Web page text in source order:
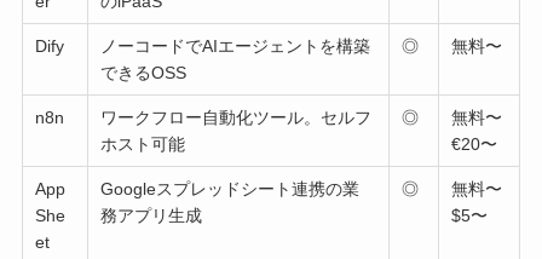
Dify
ノーコードでAIエージェントを構築
できるOSS
◎ 無料〜
n8n
ワークフロー自動化ツール。セルフ
ホスト可能
◎
無料〜
€20〜
App
She
et
Googleスプレッドシート連携の業
務アプリ生成
◎
無料〜
$5〜